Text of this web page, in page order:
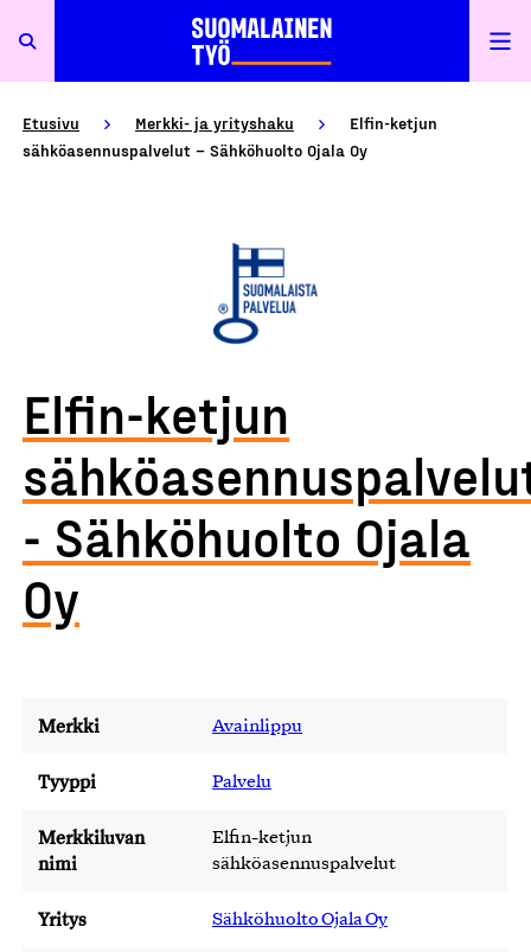
Etusivu Merkki- ja yrityshaku
Elfin-ketjun
sähköasennuspalvelut – Sähköhuolto Ojala Oy
Elfin-ketjun
- Sähköhuolto Ojala
Oy
Merkki Avainlippu
Tyyppi Palvelu
Merkkiluvan
nimi
Elfin-ketjun
sähköasennuspalvelut
Yritys Sähköhuolto Ojala Oy